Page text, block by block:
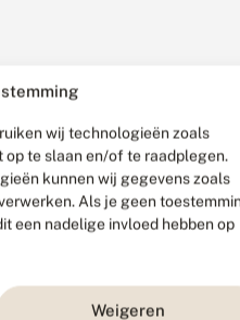
wij technologieën zoals
te slaan en/of te raadplegen.
kunnen wij gegevens zoals
Als je geen
een nadelige invloed hebben op
Weigeren